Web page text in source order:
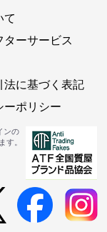
て
ターサービス
法に基づく表記
ーポリシー
ンの
す。